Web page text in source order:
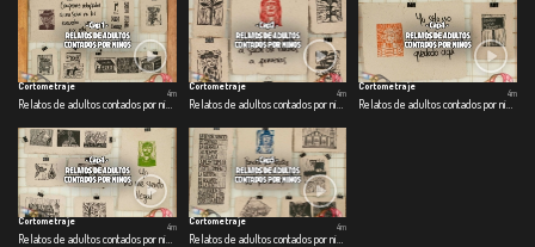
Cortometraje
4m
Cortometraje
Relatos de adultos contados por niños: Gloria
4m
Cortometraje
4m
Cortometraje
4m
Cortometraje
Relatos de adultos contados por niños: Yolanda
4m